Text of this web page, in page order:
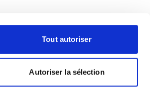
Tout autoriser
Autoriser la sélection